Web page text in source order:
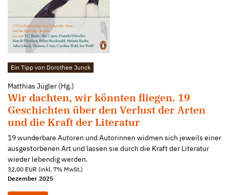
Ein Tipp von Dorothee Junck
Matthias Jügler (Hg.)
Wir dachten, wir könnten fliegen. 19
Geschichten über den Verlust der Arten
und die Kraft der Literatur
19 wunderbare Autoren und Autorinnen widmen sich jeweils einer
ausgestorbenen Art und lassen sie durch die Kraft der Literatur
wieder lebendig werden.
32,00 EUR (inkl. 7% MwSt.)
Dezember 2025